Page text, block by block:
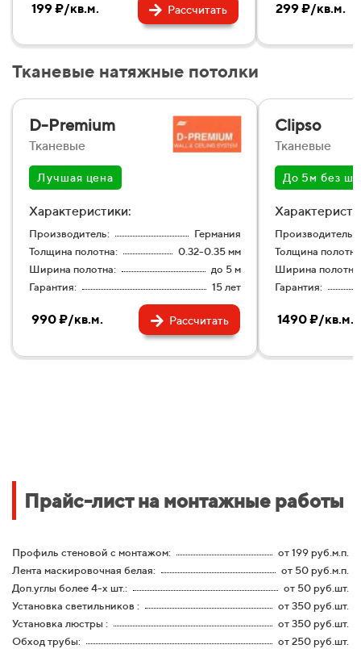
199 ₽/кв.м. Рассчитать 299 ₽/кв.м.
Тканевые натяжные потолки
D-Premium
Тканевые
Лучшая цена
Характеристики:
Производитель:
Германия
Толщина полотна:
0.32-0.35 мм
Ширина полотна:
до 5 м
Гарантия:
15 лет
990 ₽/кв.м. Рассчитать
Clipso
Тканевые
До 5м без
Производитель:
Толщина
Ширина полотна:
Гарантия:
1490 ₽/кв.м.
Прайс-лист на монтажные работы
Профиль стеновой с монтажом:
от 199 руб.м.п.
Лента маскировочная белая:
от 50 руб.м.п.
Доп.углы более 4-х шт.:
от 50 руб.шт.
Установка светильников :
от 350 руб.шт.
Установка люстры :
от 350 руб.шт.
Обход трубы:
от 250 руб.шт.